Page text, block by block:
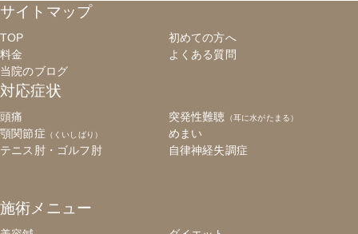
サイトマップ
TOP
初めての方へ
料金
よくある質問
当院のブログ
対応症状
頭痛 突発性難聴 （耳に水がたまる）
顎関節症 （くいしばり）
めまい
テニス肘・ゴルフ肘
自律神経失調症
施術メニュー